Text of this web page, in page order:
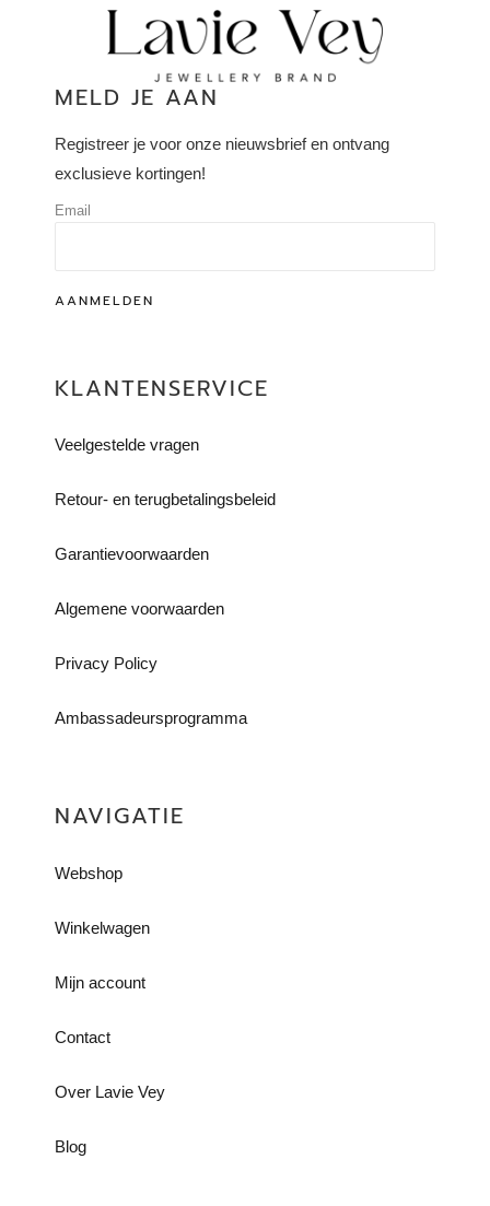
MELD JE AAN
Registreer je voor onze nieuwsbrief en ontvang
exclusieve kortingen!
Email
AANMELDEN
KLANTENSERVICE
Veelgestelde vragen
Retour- en terugbetalingsbeleid​
Garantievoorwaarden
Algemene voorwaarden
Privacy Policy
Ambassadeursprogramma
NAVIGATIE
Webshop
Winkelwagen
Mijn account
Contact
Over Lavie Vey
Blog